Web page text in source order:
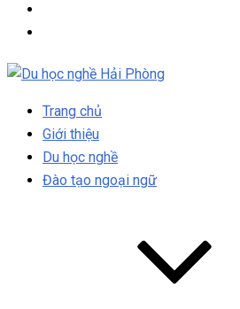
Trang chủ
Giới thiệu
Du học nghề
Đào tạo ngoại ngữ